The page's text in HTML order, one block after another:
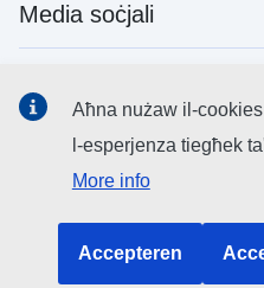
Media soċjali
L-istituzzjonijiet u l-
Aħna nużaw il-
l-esperjenza tiegħek
More info
Accepteren